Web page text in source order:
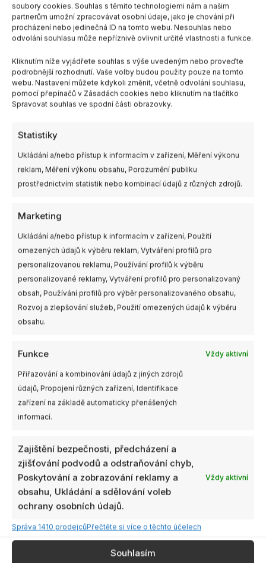
soubory cookies. Souhlas s těmito technologiemi nám a našim
partnerům umožní zpracovávat osobní údaje, jako je chování při
procházení nebo jedinečná ID na tomto webu. Nesouhlas nebo
odvolání souhlasu může nepříznivě ovlivnit určité vlastnosti a funkce.
Kliknutím níže vyjádřete souhlas s výše uvedeným nebo proveďte
podrobnější rozhodnutí. Vaše volby budou použity pouze na tomto
webu. Nastavení můžete kdykoli změnit, včetně odvolání souhlasu,
pomocí přepínačů v Zásadách cookies nebo kliknutím na tlačítko
Spravovat souhlas ve spodní části obrazovky.
Statistiky
Ukládání a/nebo přístup k informacím v zařízení, Měření výkonu
reklam, Měření výkonu obsahu, Porozumění publiku
prostřednictvím statistik nebo kombinací údajů z různých zdrojů.
Marketing
Ukládání a/nebo přístup k informacím v zařízení, Použití
omezených údajů k výběru reklam, Vytváření profilů pro
personalizovanou reklamu, Používání profilů k výběru
personalizované reklamy, Vytváření profilů pro personalizovaný
obsah, Používání profilů pro výběr personalizovaného obsahu,
Rozvoj a zlepšování služeb, Použití omezených údajů k výběru
obsahu.
Funkce Vždy aktivní
Přiřazování a kombinování údajů z jiných zdrojů
údajů, Propojení různých zařízení, Identifikace
zařízení na základě automaticky přenášených
informací.
Zajištění bezpečnosti, předcházení a
zjišťování podvodů a odstraňování chyb,
Poskytování a zobrazování reklamy a
obsahu, Ukládání a sdělování voleb
ochrany osobních údajů.
Vždy aktivní
Správa 1410 prodejcůPřečtěte si více o těchto účelech
Souhlasím
ochrana proti kyselinám a zásadám
Široký teplotní rozsah:Použitelný od -40°C do 60°C
Bezpečné použití:Chemicky neutrální k většině
Odkaz na web výrobce.
Není skladem
Chci upozornit při naskladnění produktu
SKU:ART.AGT-199
Kategorie:Montážní pomůcky,Příslušenství
Výrobce TermoPasty
Související produkty
Není skladem
Samsung 64GB EVO
Plus micro SDXC
(čtení/zápis: 160/10
Dostupnost:
více než 4ks